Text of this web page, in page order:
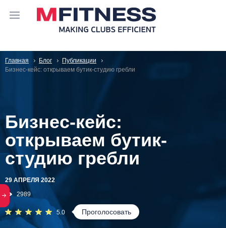
Главная Блог
Публикации
Бизнес-кейс: открываем бутик-студию гребли
Бизнес-кейс:
открываем бутик-
студию гребли
29 АПРЕЛЯ 2022
2989
5.0 Проголосовать